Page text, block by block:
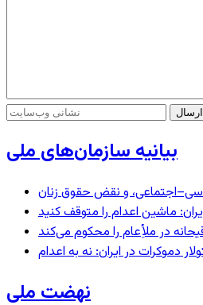
بیانیه سازمان‌های ملی
و نقض حقوق زنان
در ملأِعام را محکوم می‌کند
دموکرات در ایران: نه به اعدام
نهضت ملی